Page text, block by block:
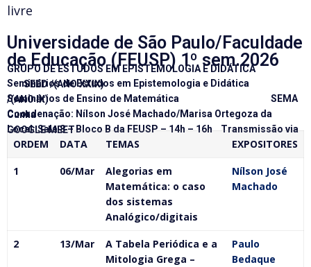
livre
Universidade de São Paulo/Faculdade
de Educação (FEUSP) 1º sem.2026
GRUPO DE ESTUDOS EM EPISTEMOLOGIA E DIDÁTICA
Seminários de Estudos em Epistemologia e Didática SEED /(ANO XXIX)
Seminários de Ensino de Matemática SEMA /(ANO IX)
Coordenação: Nílson José Machado/Marisa Ortegoza da Cunha
Local: Sala 8 – Bloco B da FEUSP – 14h – 16h Transmissão via GOOGLE MEET
ORDEM DATA TEMAS EXPOSITORES
1 06/Mar
Alegorias em
Matemática: o caso
dos sistemas
Analógico/digitais
Nílson José
Machado
2 13/Mar
A Tabela Periódica e a
Mitologia Grega –
Paulo
Bedaque